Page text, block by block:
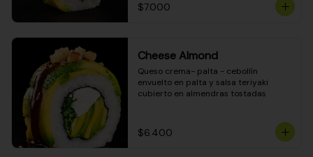
$7.000
Cheese Almond
Queso crema- palta - cebollín
envuelto en palta y salsa teriyaki
cubierto en almendras tostadas
$6.400